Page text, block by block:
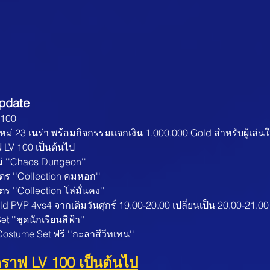
ม่ 23 เนร่า พร้อมกิจกรรมเเจกเงิน 1,000,000 Gold สำหรับผู้เล่น
LV 100 เป็นต้นไป
''Chaos Dungeon''
ตร ''Collection คมหอก''
ตร ''Collection โล่มั่นคง''
PVP 4vs4 จากเดิมวันศุกร์ 19.00-20.00 เปลี่ยนเป็น 20.00-
''ชุดนักเรียนสีฟ้า''
Set ฟรี ''กะลาสีวีทเทน''
าฟ LV 100 เป็นต้นไป